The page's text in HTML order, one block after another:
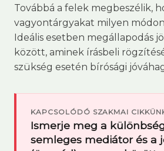
Továbbá a felek megbeszélik,
vagyontárgyakat milyen
Ideális esetben megállapodás
között, aminek írásbeli
szükség esetén bírósági
KAPCSOLÓDÓ SZAKMAI
Ismerje meg a
semleges mediátor és a